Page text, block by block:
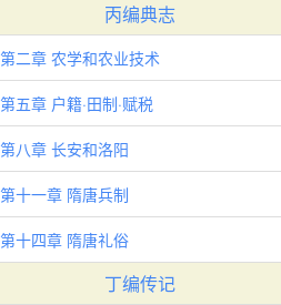
丙编典志
第二章 农学和农业技术
第五章 户籍·田制·赋税
第八章 长安和洛阳
第十一章 隋唐兵制
第十四章 隋唐礼俗
丁编传记